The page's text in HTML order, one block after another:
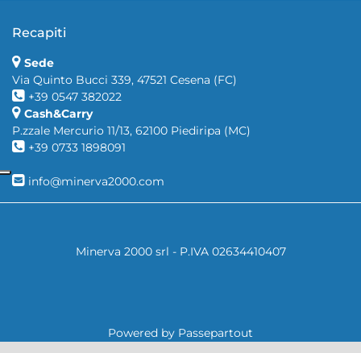
Recapiti
Sede
Via Quinto Bucci 339, 47521 Cesena (FC)
+39 0547 382022
Cash&Carry
P.zzale Mercurio 11/13, 62100 Piediripa (MC)
+39 0733 1898091
info@minerva2000.com
Minerva 2000 srl - P.IVA 02634410407
Powered by Passepartout